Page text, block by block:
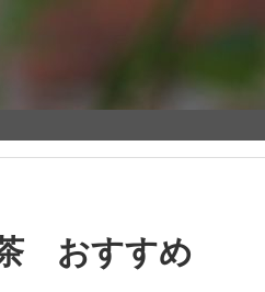
おすすめ